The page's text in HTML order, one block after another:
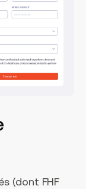
(dont FHF